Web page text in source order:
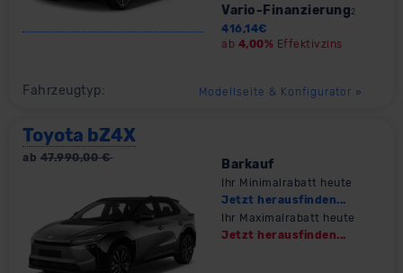
Vario-Finanzierung 2
416,14€
ab 4,00% Effektivzins
Fahrzeugtyp: Modellseite & Konfigurator »
Toyota bZ4X
ab 47.990,00€ Barkauf
Ihr Minimalrabatt heute
Jetzt herausfinden...
Ihr Maximalrabatt heute
Jetzt herausfinden...